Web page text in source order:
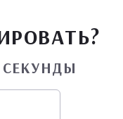
СЕКУНДЫ